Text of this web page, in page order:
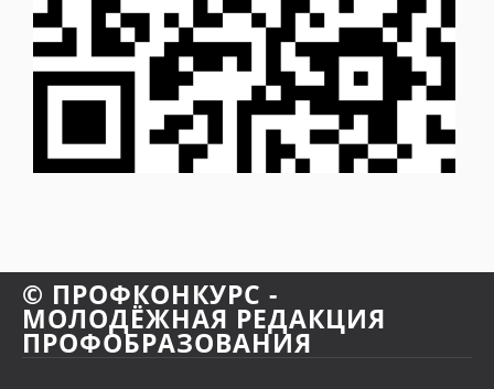
© ПРОФКОНКУРС -
МОЛОДЁЖНАЯ РЕДАКЦИЯ
ПРОФОБРАЗОВАНИЯ